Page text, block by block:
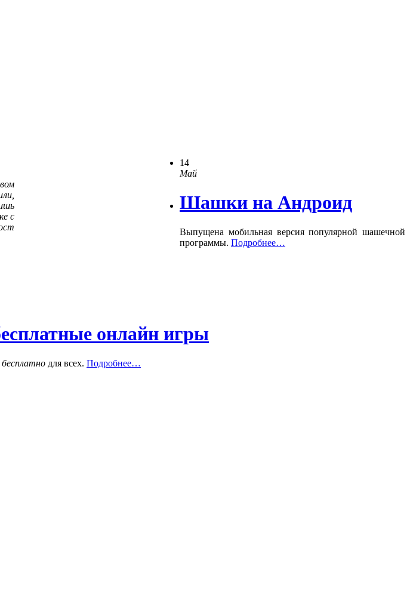
с
14
Май
Шашки на Андроид
Выпущена мобильная версия популярной шашечной
программы. Подробнее…
онлайн игры
для всех. Подробнее…